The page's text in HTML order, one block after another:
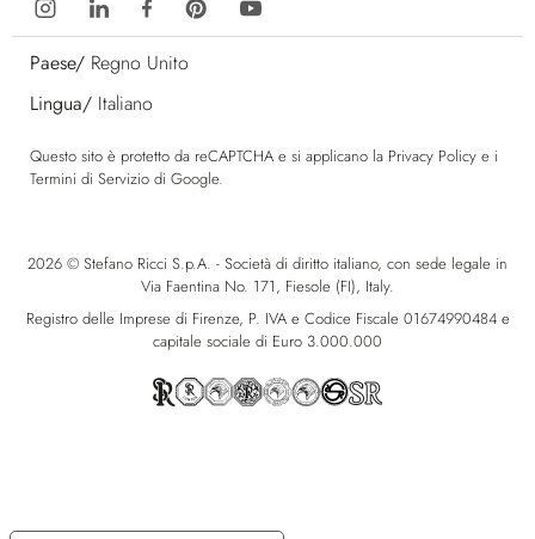
Paese/ Regno Unito
Lingua/ Italiano
Questo sito è protetto da reCAPTCHA e si applicano la Privacy Policy e i
Termini di Servizio di Google.
2026 © Stefano Ricci S.p.A. - Società di diritto italiano, con sede legale in
Via Faentina No. 171, Fiesole (FI), Italy.
Registro delle Imprese di Firenze, P. IVA e Codice Fiscale 01674990484 e
capitale sociale di Euro 3.000.000